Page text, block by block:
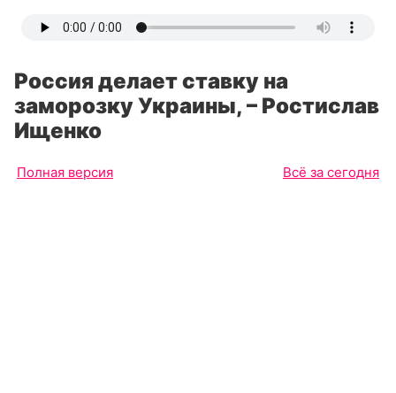
Россия делает ставку на
заморозку Украины, – Ростислав
Ищенко
Полная версия Всё за сегодня